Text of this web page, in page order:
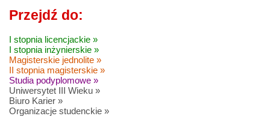
Przejdź do:
I stopnia licencjackie »
I stopnia inżynierskie »
Magisterskie jednolite »
II stopnia magisterskie »
Studia podyplomowe »
Uniwersytet III Wieku »
Biuro Karier »
Organizacje studenckie »